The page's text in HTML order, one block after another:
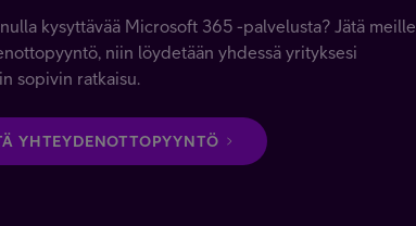
kysyttävää Microsoft 365 -palvelusta? Jätä meille
niin löydetään yhdessä yrityksesi
sopivin ratkaisu.
YHTEYDENOTTOPYYNTÖ